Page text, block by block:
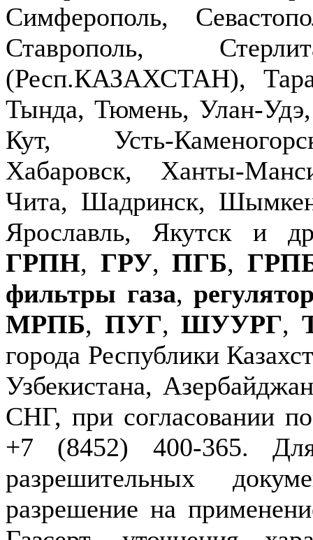
Симферополь,
Ставрополь,
(Респ.КАЗАХСТАН),
Тында, Тюмень, Улан-
Кут, Усть-
Хабаровск, Ханты-
Чита, Шадринск,
Ярославль, Якутск и
ГРПН, ГРУ,ПГБ,
фильтры газа,
МРПБ, ПУГ,ШУУРГ,
города Республики
Узбекистана,
СНГ, при согласовании
+7 (8452) 400-365.
разрешительных
разрешение на